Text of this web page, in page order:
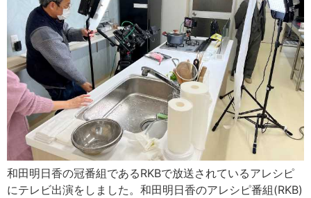
和田明日香の冠番組であるRKBで放送されているアレシピ
にテレビ出演をしました。和田明日香のアレシピ番組(RKB)